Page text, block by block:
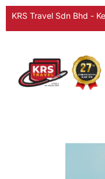
KRS Travel Sdn Bhd -